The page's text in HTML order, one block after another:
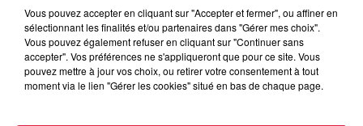
6 août 2026
Au zoo de Mulhouse : rencontre
avec les flamants rouges
Vous pouvez accepter en cliquant sur "Accepter et fermer", ou affiner en
sélectionnant les finalités et/ou partenaires dans "Gérer mes choix".
Vous pouvez également refuser en cliquant sur "Continuer sans
accepter". Vos préférences ne s'appliqueront que pour ce site. Vous
pouvez mettre à jour vos choix, ou retirer votre consentement à tout
moment via le lien "Gérer les cookies" situé en bas de chaque page.